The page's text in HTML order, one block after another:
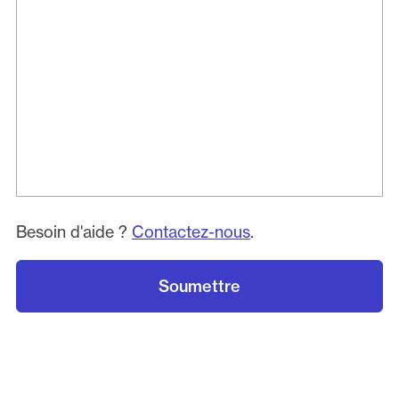
Besoin d'aide ? Contactez-nous.
Soumettre